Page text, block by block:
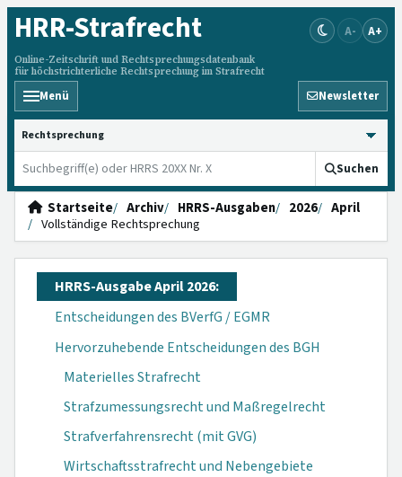
HRR-Strafrecht
Online-Zeitschrift und Rechtsprechungsdatenbank
für höchstrichterliche Rechtsprechung im Strafrecht
A- A+
Menü Newsletter
HRRS durchsuchen
Suchen
Startseite Archiv HRRS-Ausgaben 2026
April
Vollständige Rechtsprechung
HRRS-Ausgabe April 2026:
Entscheidungen des BVerfG / EGMR
Hervorzuhebende Entscheidungen des BGH
Materielles Strafrecht
Strafzumessungsrecht und Maßregelrecht
Strafverfahrensrecht (mit GVG)
Wirtschaftsstrafrecht und Nebengebiete